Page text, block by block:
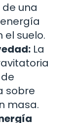
una
el suelo.
La
sobre
masa.